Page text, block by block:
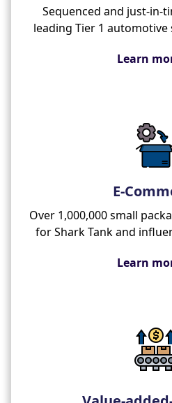
Sequenced and just-
leading Tier 1 automotive
Learn
E-
Over 1,000,000 small
for Shark Tank and
Learn